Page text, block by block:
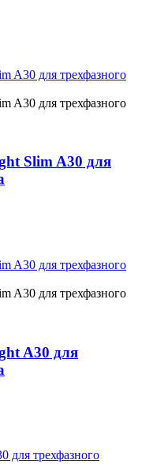
Slim A30 для
A30 для